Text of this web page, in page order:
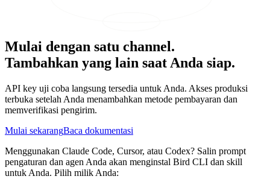
Mulai dengan satu channel.
Tambahkan yang lain saat Anda siap.
API key uji coba langsung tersedia untuk Anda. Akses produksi
terbuka setelah Anda menambahkan metode pembayaran dan
memverifikasi pengirim.
Mulai sekarangBaca dokumentasi
Menggunakan Claude Code, Cursor, atau Codex? Salin prompt
pengaturan dan agen Anda akan menginstal Bird CLI dan skill
untuk Anda. Pilih milik Anda: